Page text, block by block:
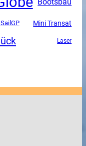
Bootsbau
SailGP Mini Transat
Laser